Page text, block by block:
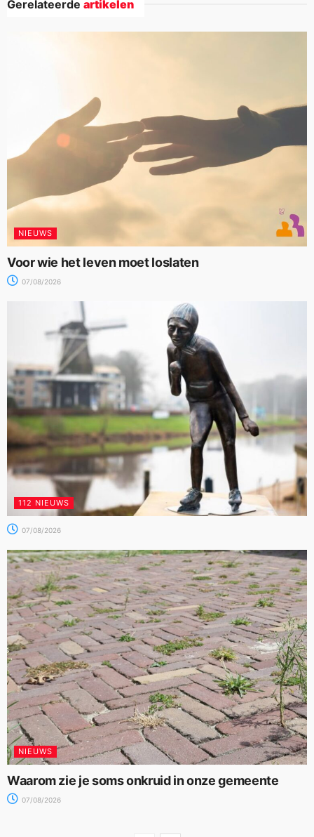
Gerelateerde artikelen
NIEUWS
Voor wie het leven moet loslaten
07/08/2026
112 NIEUWS
07/08/2026
NIEUWS
Waarom zie je soms onkruid in onze gemeente
07/08/2026